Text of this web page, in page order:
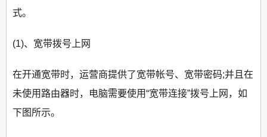
式。
(1)、宽带拨号上网
在开通宽带时，运营商提供了宽带帐号、宽带密码;并且在
未使用路由器时，电脑需要使用“宽带连接”拨号上网，如
下图所示。